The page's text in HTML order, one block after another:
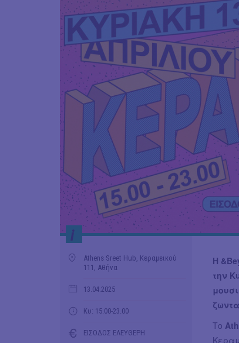
i
Athens Sreet Hub, Κεραμεικού
111, Αθήνα
13.04.2025
Κυ: 15.00-23.00
ΕΙΣΟΔΟΣ ΕΛΕΥΘΕΡΗ
Η
την
Το